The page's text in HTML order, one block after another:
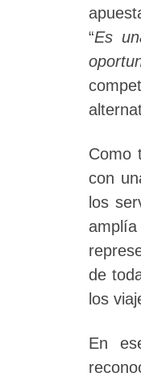
“Es
Como
con
los
de
los
En